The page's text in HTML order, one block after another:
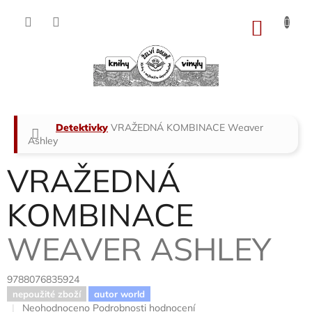
Domů
Detektivky VRAŽEDNÁ KOMBINACE Weaver
Ashley
VRAŽEDNÁ
KOMBINACE
WEAVER ASHLEY
9788076835924
nepoužité zboží autor world
Průměrné
Neohodnoceno Podrobnosti hodnocení